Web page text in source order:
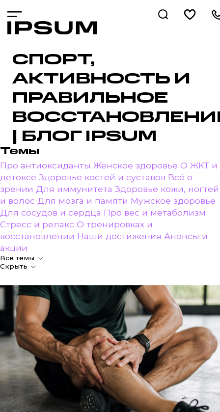
СПОРТ,
АКТИВНОСТЬ И
ПРАВИЛЬНОЕ
| БЛОГ IPSUM
Темы
Про антиоксиданты Женское здоровье О ЖКТ и
детоксе Здоровье костей и суставов Всё о
зрении Для иммунитета Здоровье кожи, ногтей
и волос Для мозга и памяти Мужское здоровье
Для сосудов и сердца Про вес и метаболизм
Стресс и релакс О тренировках и
восстановлении Наши достижения Анонсы и
акции
Все темы
Скрыть